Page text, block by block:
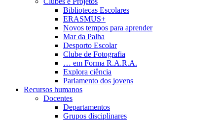
Bibliotecas Escolares
ERASMUS+
Novos tempos para aprender
Mar da Palha
Desporto Escolar
Clube de Fotografia
… em Forma R.A.R.A.
Explora ciência
Parlamento dos jovens
Recursos humanos
Docentes
Departamentos
Grupos disciplinares